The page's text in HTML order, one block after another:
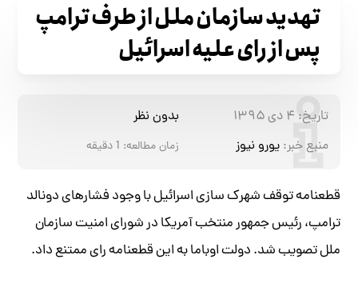
تهدید سازمان ملل از طرف ترامپ
پس از رای علیه اسرائیل
تاریخ: ۴ دی ۱۳۹۵
بدون نظر
منبع خبر: یورو نیوز زمان مطالعه: 1دقیقه
قطعنامه توقف شهرک سازی اسرائیل با وجود فشارهای دونالد
ترامپ، رئیس جمهور منتخب آمریکا در شورای امنیت سازمان
ملل تصویب شد. دولت اوباما به این قطعنامه رای ممتنع داد.